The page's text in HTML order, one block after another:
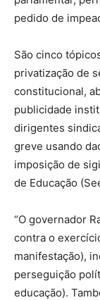
pedido de
São cinco
privatização de
constitucional,
publicidade
dirigentes
greve usando
imposição de
de Educação
“O governador
contra o
manifestação),
perseguição
educação).